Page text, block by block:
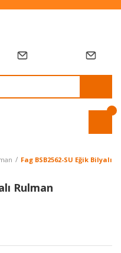
Farksız 2 Taksit!
Fag BSB2562-SU Eğik Bilyalı
Rulman